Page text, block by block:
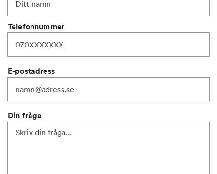
Telefonnummer
E-postadress
Din fråga